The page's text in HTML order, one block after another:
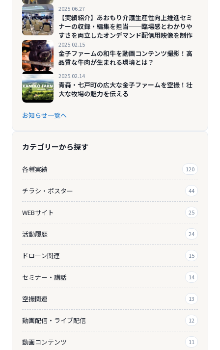
2025.06.27
【実績紹介】あおもり介護生産性向上推進セミ
ナーの収録・編集を担当──臨場感とわかりや
すさを両立したオンデマンド配信用映像を制作
2025.02.15
金子ファームの和牛を動画コンテンツ撮影！高
品質な牛肉が生まれる環境とは？
2025.02.14
青森・七戸町の広大な金子ファームを空撮！壮
大な牧場の魅力を伝える
お知らせ一覧へ
カテゴリーから探す
各種実績 120
チラシ・ポスター 44
WEBサイト 25
活動履歴 24
ドローン関連 15
セミナー・講話 14
空撮関連 13
動画配信・ライブ配信 12
動画コンテンツ 11